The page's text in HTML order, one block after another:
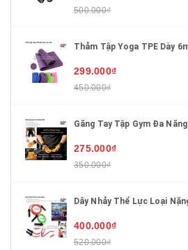
500.000₫
Thảm Tập Yoga TPE Dày
299.000₫
450.000₫
Găng Tay Tập Gym Đa
275.000₫
350.000₫
Dây Nhảy Thể Lực Loại
400.000₫
520.000₫